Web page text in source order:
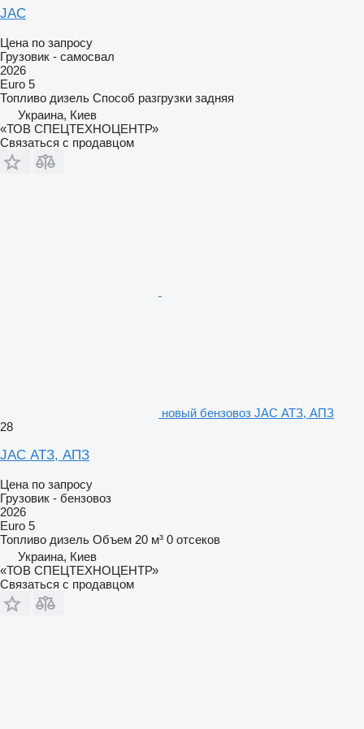
JAC
Цена по запросу
Грузовик - самосвал
2026
Euro 5
Топливо дизель Способ разгрузки задняя
Украина, Киев
«ТОВ СПЕЦТЕХНОЦЕНТР»
Связаться с продавцом
новый бензовоз JAC АТЗ, АПЗ
28
JAC АТЗ, АПЗ
Цена по запросу
Грузовик - бензовоз
2026
Euro 5
Топливо дизель Объем 20 м³ 0 отсеков
Украина, Киев
«ТОВ СПЕЦТЕХНОЦЕНТР»
Связаться с продавцом